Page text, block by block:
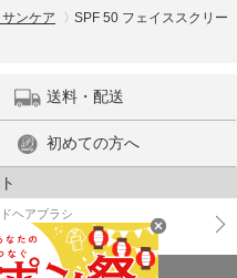
ンケア
SPF 50 フェイススクリー
送料・配送
初めての方へ
ヘアブラシ